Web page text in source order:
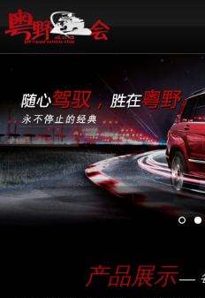
产品展示—